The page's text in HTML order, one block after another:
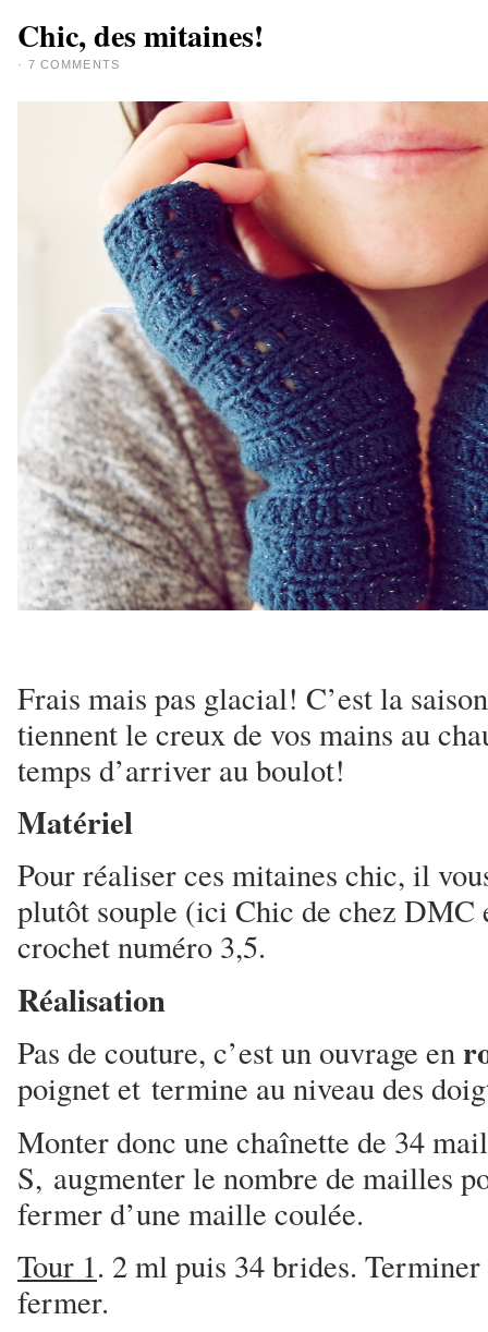
Chic, des mitaines!
· 7 COMMENTS
Frais mais pas glacial! C’est la
tiennent le creux de vos mains au
temps d’arriver au boulot!
Matériel
Pour réaliser ces mitaines chic, il
plutôt souple (ici Chic de chez DMC
crochet numéro 3,5.
Réalisation
Pas de couture, c’est un ouvrage en
poignet et termine au niveau des
Monter donc une chaînette de 34
S, augmenter le nombre de mailles
fermer d’une maille coulée.
Tour 1. 2 ml puis 34 brides.
fermer.